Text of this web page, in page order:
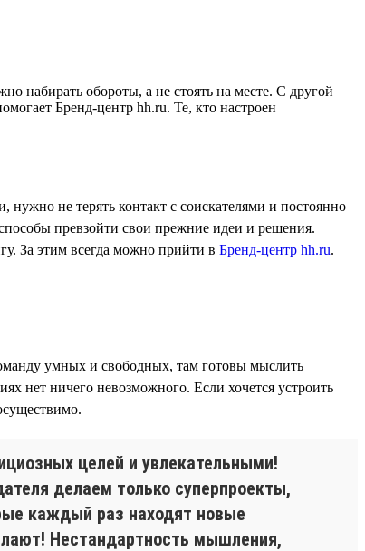
набирать обороты, а не стоять на месте. С другой
Бренд-центр hh.ru. Те, кто настроен
не терять контакт с соискателями и постоянно
превзойти свои прежние идеи и решения.
За этим всегда можно прийти в Бренд-центр hh.ru.
умных и свободных, там готовы мыслить
нет ничего невозможного. Если хочется устроить
целей и увлекательными!
делаем только суперпроекты,
каждый раз находят новые
Нестандартность мышления,